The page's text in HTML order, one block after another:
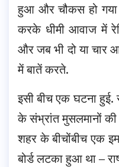
हुआ और चौकस हो गया
करके धीमी आवाज में
और जब भी दो या
में बातें करते.
इसी बीच एक घटना
के संभ्रांत मुसलमानों
शहर के बीचोंबीच एक
बोर्ड लटका हुआ था –